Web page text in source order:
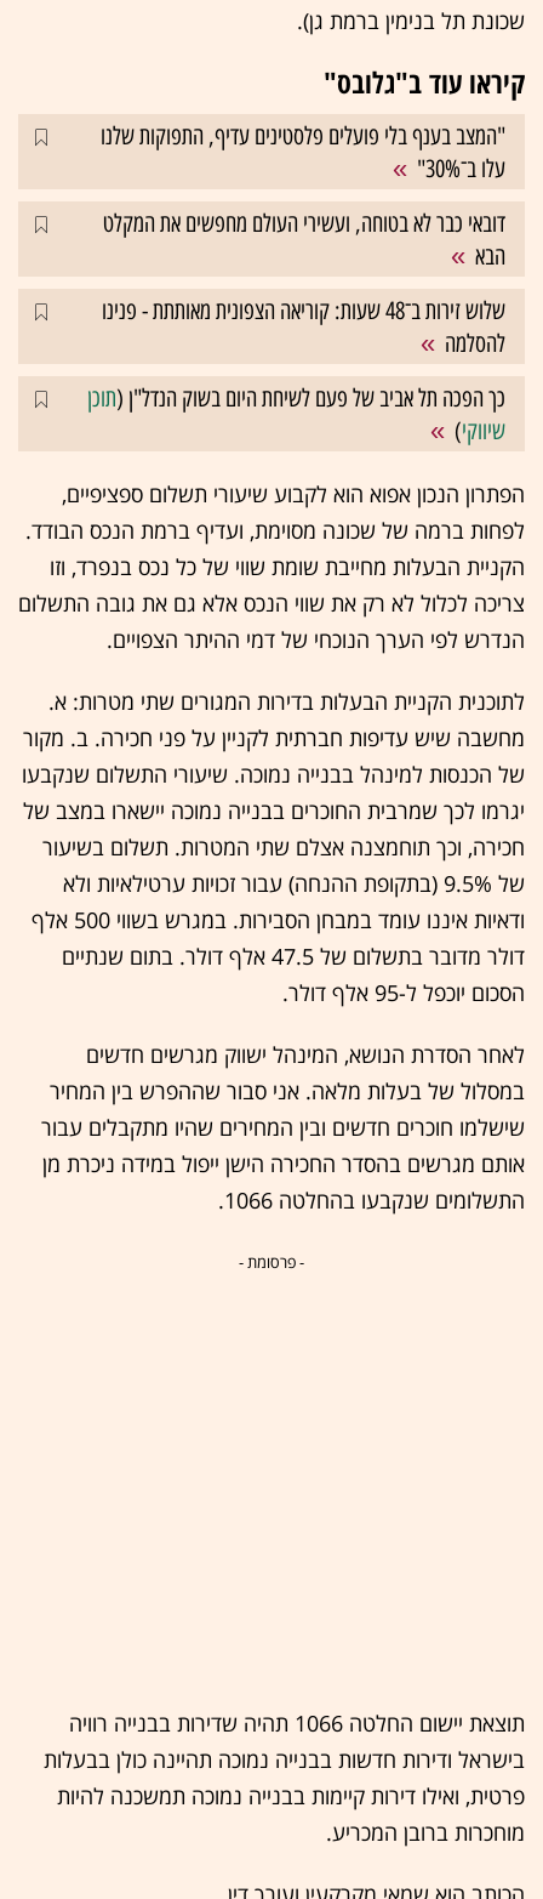
שכונת תל בנימין ברמת גן).
קיראו עוד ב"גלובס"
"המצב בענף בלי פועלים פלסטינים עדיף, התפוקות שלנו
עלו ב־30%"
דובאי כבר לא בטוחה, ועשירי העולם מחפשים את המקלט
הבא
שלוש זירות ב־48 שעות: קוריאה הצפונית מאותתת - פנינו
להסלמה
כך הפכה תל אביב של פעם לשיחת היום בשוק הנדל"ן (תוכן
שיווקי)
הפתרון הנכון אפוא הוא לקבוע שיעורי תשלום ספציפיים,
לפחות ברמה של שכונה מסוימת, ועדיף ברמת הנכס הבודד.
הקניית הבעלות מחייבת שומת שווי של כל נכס בנפרד, וזו
צריכה לכלול לא רק את שווי הנכס אלא גם את גובה התשלום
הנדרש לפי הערך הנוכחי של דמי ההיתר הצפויים.
לתוכנית הקניית הבעלות בדירות המגורים שתי מטרות: א.
מחשבה שיש עדיפות חברתית לקניין על פני חכירה. ב. מקור
של הכנסות למינהל בבנייה נמוכה. שיעורי התשלום שנקבעו
יגרמו לכך שמרבית החוכרים בבנייה נמוכה יישארו במצב של
חכירה, וכך תוחמצנה אצלם שתי המטרות. תשלום בשיעור
של 9.5% (בתקופת ההנחה) עבור זכויות ערטילאיות ולא
ודאיות איננו עומד במבחן הסבירות. במגרש בשווי 500 אלף
דולר מדובר בתשלום של 47.5 אלף דולר. בתום שנתיים
הסכום יוכפל ל-95 אלף דולר.
לאחר הסדרת הנושא, המינהל ישווק מגרשים חדשים
במסלול של בעלות מלאה. אני סבור שההפרש בין המחיר
שישלמו חוכרים חדשים ובין המחירים שהיו מתקבלים עבור
אותם מגרשים בהסדר החכירה הישן ייפול במידה ניכרת מן
התשלומים שנקבעו בהחלטה 1066.
- פרסומת -
תוצאת יישום החלטה 1066 תהיה שדירות בבנייה רוויה
בישראל ודירות חדשות בבנייה נמוכה תהיינה כולן בבעלות
פרטית, ואילו דירות קיימות בבנייה נמוכה תמשכנה להיות
מוחכרות ברובן המכריע.